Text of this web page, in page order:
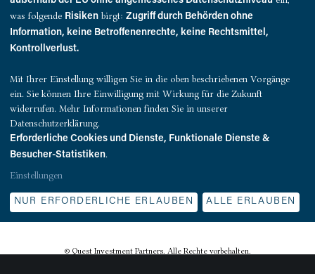
gegründete Gesellschaft ein.
1 2 3 … 9
© Quest Investment Partners. Alle Rechte vorbehalten.
was folgende Risiken birgt: Zugriff durch Behörden ohne
Information, keine Betroffenenrechte, keine Rechtsmittel,
Kontrollverlust.
Mit Ihrer Einstellung willigen Sie in die oben beschriebenen Vorgänge
ein. Sie können Ihre Einwilligung mit Wirkung für die Zukunft
widerrufen. Mehr Informationen finden Sie in unserer
Datenschutzerklärung.
Erforderliche Cookies und Dienste, Funktionale Dienste &
Besucher-Statistiken.
Einstellungen
NUR ERFORDERLICHE ERLAUBEN ALLE ERLAUBEN